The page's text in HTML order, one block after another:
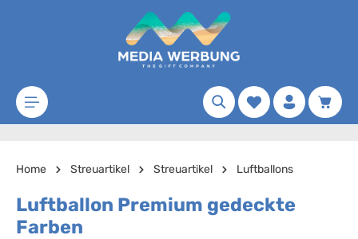
Zum Hauptinhalt springen
Merkzettel
Home Streuartikel Streuartikel Luftballons
Luftballon Premium gedeckte
Farben